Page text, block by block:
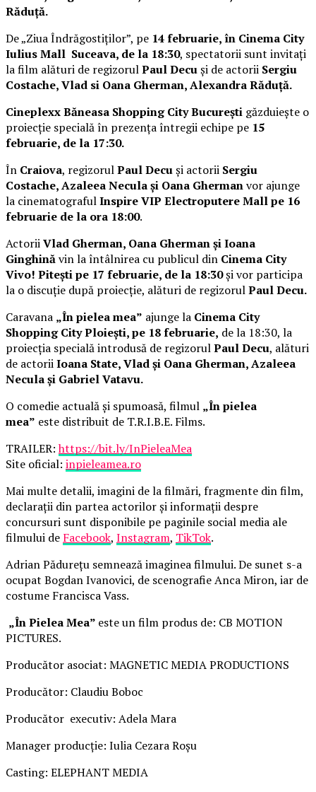
Răduță.
De „Ziua Îndrăgostiților”, pe 14 februarie, în Cinema City
Iulius Mall Suceava, de la 18:30, spectatorii sunt invitați
la film alături de regizorulPaul Decuși de actorii Sergiu
Costache, Vlad si Oana Gherman, Alexandra Răduță.
Cineplexx Băneasa Shopping City București găzduiește o
proiecție specială în prezența întregii echipe pe 15
februarie, de la 17:30.
În Craiova, regizorulPaul Decuși actorii Sergiu
Costache, Azaleea Necula și Oana Ghermanvor ajunge
la cinematografulInspire VIP Electroputere Mall pe 16
februarie de la ora 18:00.
ActoriiVlad Gherman, Oana Gherman și Ioana
Ginghinăvin la întâlnirea cu publicul din Cinema City
Vivo! Pitești pe 17 februarie, de la 18:30și vor participa
la o discuție după proiecție, alături de regizorulPaul Decu.
Caravana „În pielea mea” ajunge la Cinema City
Shopping City Ploiești, pe 18 februarie, de la 18:30, la
proiecția specială introdusă de regizorulPaul Decu, alături
de actoriiIoana State, Vlad și Oana Gherman, Azaleea
Necula și Gabriel Vatavu.
O comedie actuală și spumoasă, filmul „În pielea
mea” este distribuit de T.R.I.B.E. Films.
TRAILER:https://bit.ly/InPieleaMea
Site oficial: inpieleamea.ro
Mai multe detalii, imagini de la filmări, fragmente din film,
declarații din partea actorilor și informații despre
concursuri sunt disponibile pe paginile social media ale
filmului de Facebook, Instagram, TikTok.
Adrian Pădurețu semnează imaginea filmului. De sunet s-a
ocupat Bogdan Ivanovici, de scenografie Anca Miron, iar de
costume Francisca Vass.
„În Pielea Mea” este un film produs de: CB MOTION
PICTURES.
Producător asociat: MAGNETIC MEDIA PRODUCTIONS
Producător: Claudiu Boboc
Producător executiv: Adela Mara
Manager producție: Iulia Cezara Roșu
Casting: ELEPHANT MEDIA